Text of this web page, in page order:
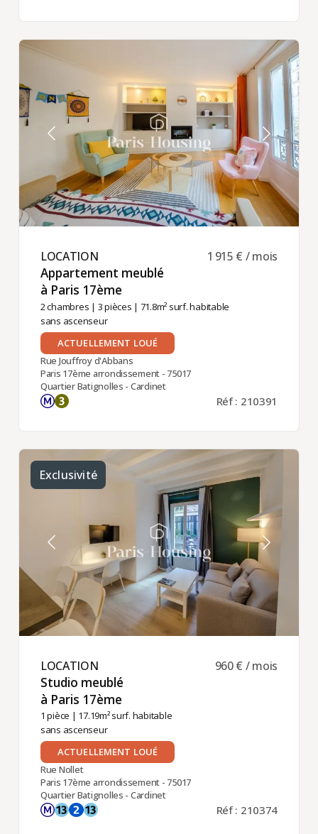
LOCATION ​
Appartement meublé
à Paris 17ème ​
2 chambres | 3 pièces | 71.8m² surf. habitable
sans ascenseur
1 915 € / mois
ACTUELLEMENT LOUÉ
Rue Jouffroy d'Abbans
Paris 17ème arrondissement - 75017
Quartier Batignolles - Cardinet
Réf : 210391
Exclusivité
LOCATION ​
Studio meublé
à Paris 17ème ​
1 pièce | 17.19m² surf. habitable
sans ascenseur
960 € / mois
ACTUELLEMENT LOUÉ
Rue Nollet
Paris 17ème arrondissement - 75017
Quartier Batignolles - Cardinet
Réf : 210374